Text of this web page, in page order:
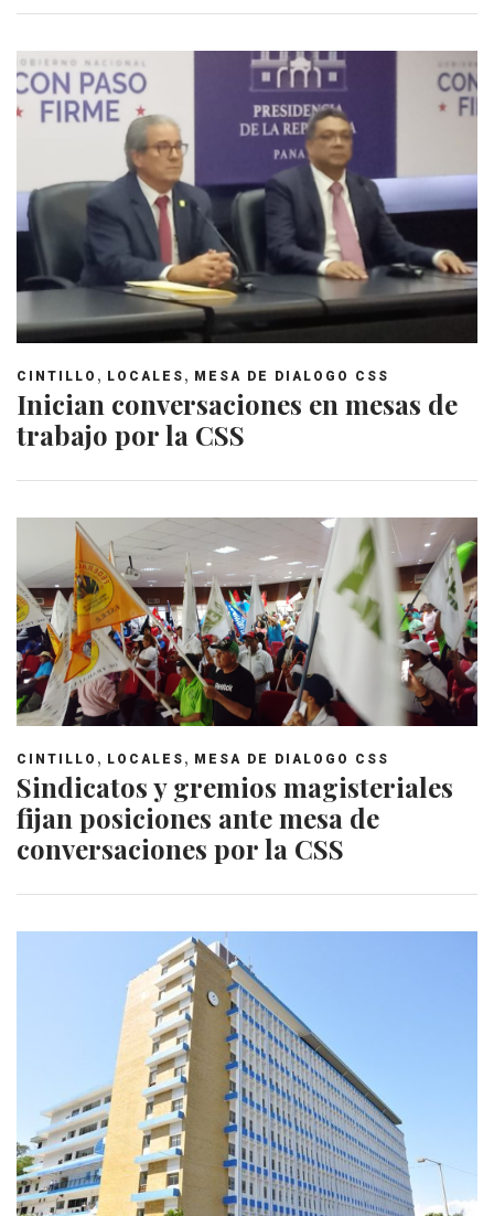
CINTILLO , LOCALES , MESA DE DIALOGO CSS
Inician conversaciones en mesas de
trabajo por la CSS
CINTILLO , LOCALES , MESA DE DIALOGO CSS
Sindicatos y gremios magisteriales
fijan posiciones ante mesa de
conversaciones por la CSS